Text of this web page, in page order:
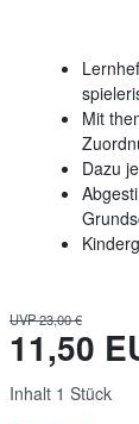
Mit
Dazu
UVP 23,00 €
11,50
Inhalt 1 Stück